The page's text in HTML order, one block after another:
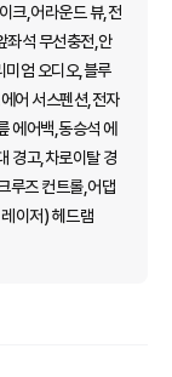
크,어라운드 뷰,전
좌석 무선충전,안
미엄 오디오,블루
어 서스펜션,전자
에어백,동승석 에
경고,차로이탈 경
루즈 컨트롤,어댑
이저) 헤드램